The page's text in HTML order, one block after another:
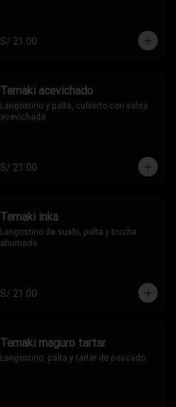
S/ 21.00
Temaki acevichado
Langostino y palta, cubierto con salsa
acevichada.
S/ 21.00
Temaki inka
Langostino de sushi, palta y trucha
ahumada.
S/ 21.00
Temaki maguro tartar
Langostino, palta y tartar de pescado.